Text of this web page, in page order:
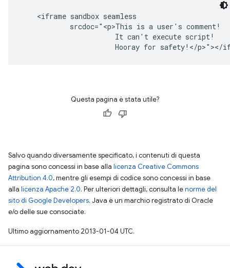
    <iframe sandbox seamless
            srcdoc="<p>This is a user's comment!
                       It can't execute script!
Questa pagina è stata utile?
Salvo quando diversamente specificato, i contenuti di questa
pagina sono concessi in base alla licenza Creative Commons
Attribution 4.0, mentre gli esempi di codice sono concessi in base
alla licenza Apache 2.0. Per ulteriori dettagli, consulta lenorme del
sito di Google Developers. Java è un marchio registrato di Oracle
e/o delle sue consociate.
Ultimo aggiornamento 2013-01-04 UTC.